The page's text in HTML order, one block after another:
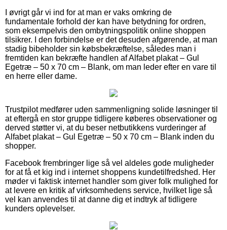
I øvrigt går vi ind for at man er vaks omkring de
fundamentale forhold der kan have betydning for ordren,
som eksempelvis den ombytningspolitik online shoppen
tilsikrer. I den forbindelse er det desuden afgørende, at man
stadig bibeholder sin købsbekræftelse, således man i
fremtiden kan bekræfte handlen af Alfabet plakat – Gul
Egetræ – 50 x 70 cm – Blank, om man leder efter en vare til
en herre eller dame.
Trustpilot medfører uden sammenligning solide løsninger til
at eftergå en stor gruppe tidligere køberes observationer og
derved støtter vi, at du beser netbutikkens vurderinger af
Alfabet plakat – Gul Egetræ – 50 x 70 cm – Blank inden du
shopper.
Facebook frembringer lige så vel aldeles gode muligheder
for at få et kig ind i internet shoppens kundetilfredshed. Her
møder vi faktisk internet handler som giver folk mulighed for
at levere en kritik af virksomhedens service, hvilket lige så
vel kan anvendes til at danne dig et indtryk af tidligere
kunders oplevelser.